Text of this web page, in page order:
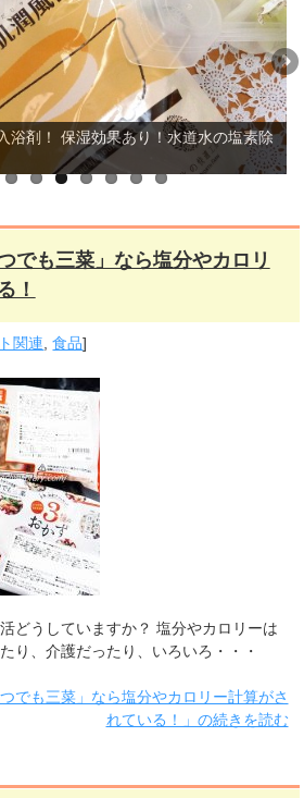
浴剤！ 保湿効果あり！水道水の塩素除
でも三菜」なら塩分やカロリ
！
関連,食品]
どうしていますか？ 塩分やカロリーは
り、介護だったり、いろいろ・・・
でも三菜」なら塩分やカロリー計算がさ
れている！」の続きを読む